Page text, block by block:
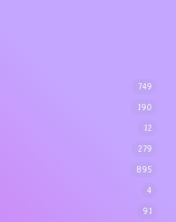
749
190
12
279
895
4
91